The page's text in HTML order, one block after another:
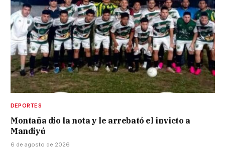
DEPORTES
Montaña dio la nota y le arrebató el invicto a
Mandiyú
6 de agosto de 2026